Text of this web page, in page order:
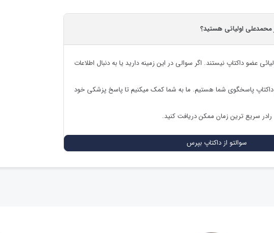
محمدعلی اولیائی هستید؟
عضو داکتاپ نیستند. اگر سوالی در این زمینه دارید یا به دنبال اطلاعات
پاسخگوی شما هستیم. ما به شما کمک میکنیم تا پاسخ پزشکی خود
رادر سریع ترین زمان ممکن دریافت کنید.
سوالتو از داکتاپ بپرس